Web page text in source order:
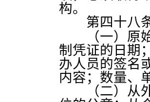
构。
第四十八
（一）原始
制凭证的日期
办人员的签名
内容；数量、
（二）从外